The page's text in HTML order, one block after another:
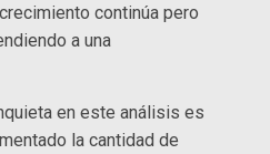
continúa pero
a una
en este análisis es
la cantidad de